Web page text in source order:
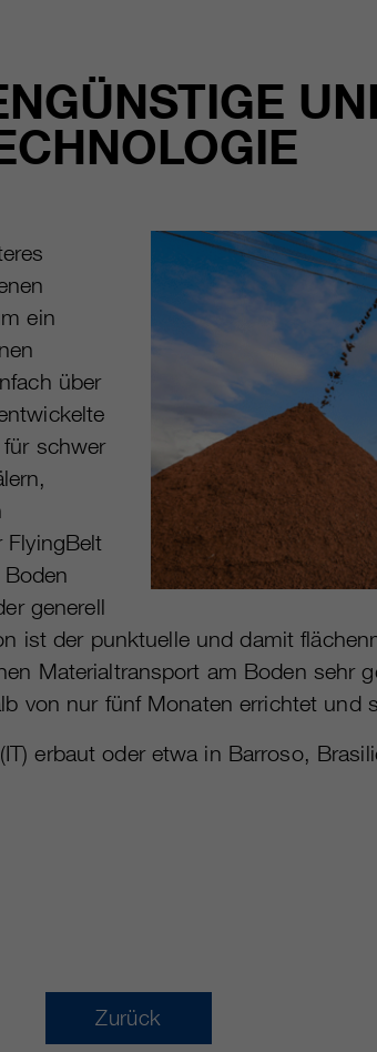
ein
über
schwer
generell
ist der punktuelle und damit
Materialtransport am Boden sehr
von nur fünf Monaten errichtet und
erbaut oder etwa in Barroso,
Zurück